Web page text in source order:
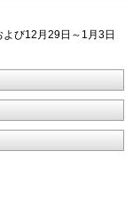
び12月29日～1月3日